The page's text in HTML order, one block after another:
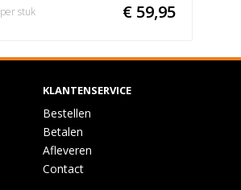
€ 59,95
per stuk
KLANTENSERVICE
Bestellen
Betalen
Afleveren
Contact